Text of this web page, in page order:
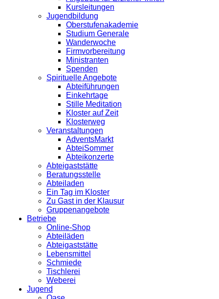
Kursleitungen
Jugendbildung
Oberstufenakademie
Studium Generale
Wanderwoche
Firmvorbereitung
Ministranten
Spenden
Spirituelle Angebote
Abteiführungen
Einkehrtage
Stille Meditation
Kloster auf Zeit
Klosterweg
Veranstaltungen
AdventsMarkt
AbteiSommer
Abteikonzerte
Abteigaststätte
Beratungsstelle
Abteiladen
Ein Tag im Kloster
Zu Gast in der Klausur
Gruppenangebote
Betriebe
Online-Shop
Abteiläden
Abteigaststätte
Lebensmittel
Schmiede
Tischlerei
Weberei
Jugend